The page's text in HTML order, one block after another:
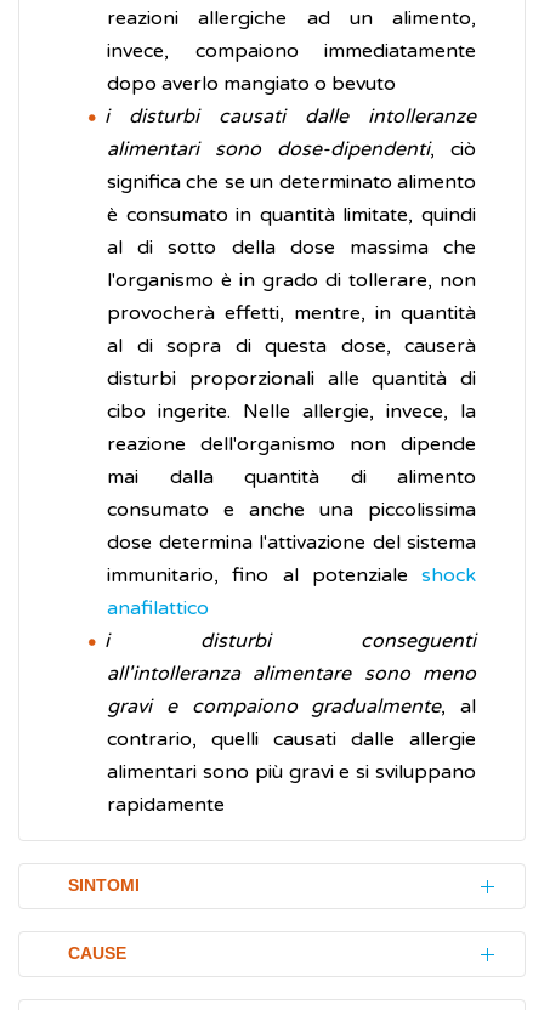
reazioni allergiche ad un alimento,
invece, compaiono immediatamente
dopo averlo mangiato o bevuto
i disturbi causati dalle intolleranze
alimentari sono dose-dipendenti, ciò
significa che se un determinato alimento
è consumato in quantità limitate, quindi
al di sotto della dose massima che
l'organismo è in grado di tollerare, non
provocherà effetti, mentre, in quantità
al di sopra di questa dose, causerà
disturbi proporzionali alle quantità di
cibo ingerite. Nelle allergie, invece, la
reazione dell'organismo non dipende
mai dalla quantità di alimento
consumato e anche una piccolissima
dose determina l'attivazione del sistema
immunitario, fino al potenziale shock
anafilattico
i disturbi conseguenti
all'intolleranza alimentare sono meno
gravi e compaiono gradualmente, al
contrario, quelli causati dalle allergie
alimentari sono più gravi e si sviluppano
rapidamente
SINTOMI
Le intolleranze alimentari si manifestano con
segni e disturbi (sintomi) prevalentemente a
CAUSE